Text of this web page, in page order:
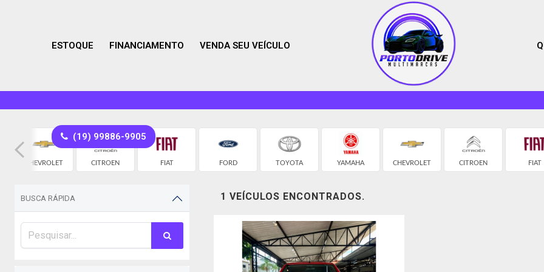
ESTOQUE FINANCIAMENTO VENDA SEU VEÍCULO
(19) 99886-9905
CHEVROLET CITROEN FIAT FORD TOYOTA YAMAHA CHEVROLET CITROEN FIAT
BUSCA RÁPIDA 1 VEÍCULOS ENCONTRADOS.